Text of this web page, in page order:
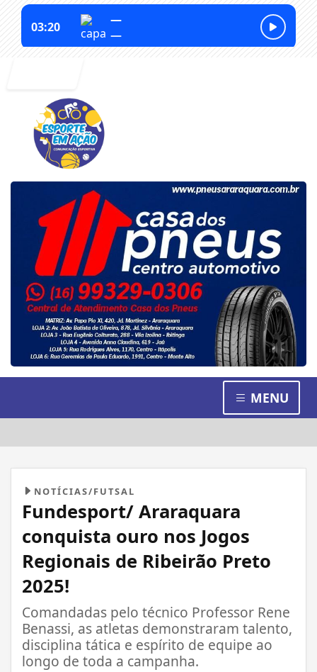
MENU
NOTÍCIAS/FUTSAL
Fundesport/ Araraquara
conquista ouro nos Jogos
Regionais de Ribeirão Preto
2025!
Comandadas pelo técnico Professor Rene
Benassi, as atletas demonstraram talento,
disciplina tática e espírito de equipe ao
longo de toda a campanha.